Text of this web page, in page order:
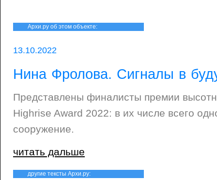
Архи.ру об этом объекте:
13.10.2022
Нина Фролова. Сигналы в
Представлены финалисты премии
Highrise Award 2022: в их числе всего
сооружение.
читать дальше
другие тексты Архи.ру: